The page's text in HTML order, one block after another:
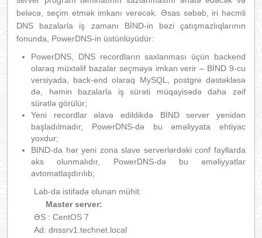
beləcə, seçim etmək imkanı verəcək. Əsas səbəb, iri həcmli
DNS bazalarla iş zamanı BİND-in bəzi çatışmazlıqlarının
fonunda, PowerDNS-in üstünlüyüdür:
PowerDNS, DNS recordların saxlanması üçün backend
olaraq müxtəlif bazalar seçməyə imkan verir – BİND 9-cu
versiyada, back-end olaraq MySQL, postgre dəstəkləsə
də, həmin bazalarla iş sürəti müqayisədə daha zəif
sürətlə görülür;
Yeni recordlar əlavə edildikdə BİND server yenidən
başladılmadır, PowerDNS-də bu əməliyyata ehtiyac
yoxdur;
BIND-da hər yeni zona slave serverlərdəki conf fayllarda
əks olunmalıdır, PowerDNS-də bu əməliyyatlar
avtomatlaşdırılıb;
Lab-da istifadə olunan mühit:
Master server:
ƏS : CentOS 7
Ad: dnssrv1.technet.local